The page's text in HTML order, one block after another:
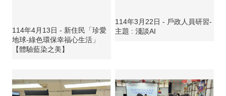
114年4月13日 - 新住民「珍愛
地球-綠色環保幸福心生活」
【體驗藍染之美】
114年3月22日 - 戶政人員研習-
主題 : 淺談AI